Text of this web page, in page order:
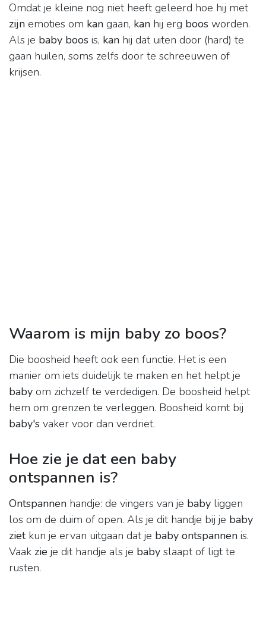
Omdat je kleine nog niet heeft geleerd hoe hij met
zijn emoties om kan gaan, kan hij erg boos worden.
Als je baby boos is, kan hij dat uiten door (hard) te
gaan huilen, soms zelfs door te schreeuwen of
krijsen.
Waarom is mijn baby zo boos?
Die boosheid heeft ook een functie. Het is een
manier om iets duidelijk te maken en het helpt je
baby om zichzelf te verdedigen. De boosheid helpt
hem om grenzen te verleggen. Boosheid komt bij
baby's vaker voor dan verdriet.
Hoe zie je dat een baby
ontspannen is?
Ontspannen handje: de vingers van je baby liggen
los om de duim of open. Als je dit handje bij je baby
zietkun je ervan uitgaan dat je baby ontspannen is.
Vaak zie je dit handje als je baby slaapt of ligt te
rusten.